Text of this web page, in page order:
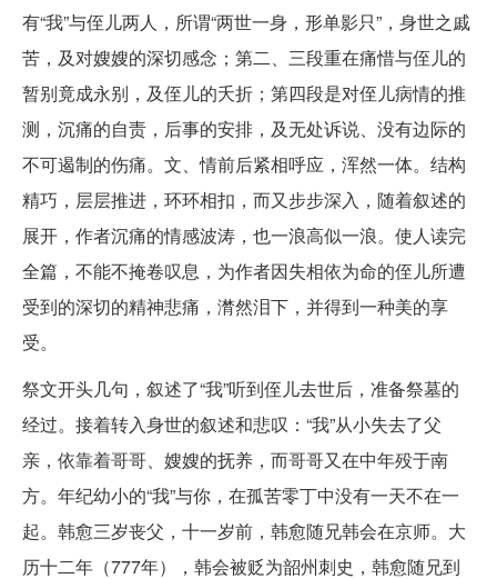
有“我”与侄儿两人，所谓“两世一身，形单影只”，身世之戚
苦，及对嫂嫂的深切感念；第二、三段重在痛惜与侄儿的
暂别竟成永别，及侄儿的夭折；第四段是对侄儿病情的推
测，沉痛的自责，后事的安排，及无处诉说、没有边际的
不可遏制的伤痛。文、情前后紧相呼应，浑然一体。结构
精巧，层层推进，环环相扣，而又步步深入，随着叙述的
展开，作者沉痛的情感波涛，也一浪高似一浪。使人读完
全篇，不能不掩卷叹息，为作者因失相依为命的侄儿所遭
受到的深切的精神悲痛，潸然泪下，并得到一种美的享
受。
祭文开头几句，叙述了“我”听到侄儿去世后，准备祭墓的
经过。接着转入身世的叙述和悲叹：“我”从小失去了父
亲，依靠着哥哥、嫂嫂的抚养，而哥哥又在中年殁于南
方。年纪幼小的“我”与你，在孤苦零丁中没有一天不在一
起。韩愈三岁丧父，十一岁前，韩愈随兄韩会在京师。大
历十二年（777年），韩会被贬为韶州刺史，韩愈随兄到